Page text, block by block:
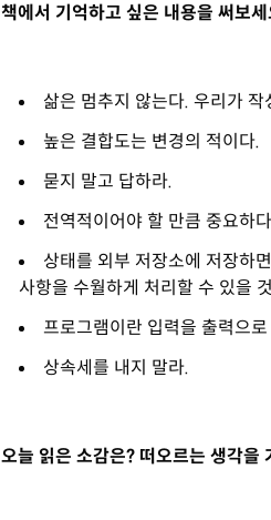
책에서 기억하고 싶은 내용을 써보
삶은 멈추지 않는다. 우리가
높은 결합도는 변경의 적이다.
묻지 말고 답하라.
전역적이어야 할 만큼 중요하
상태를 외부 저장소에 저장하
사항을 수월하게 처리할 수 있을
프로그램이란 입력을 출력으
상속세를 내지 말라.
오늘 읽은 소감은? 떠오르는 생각을